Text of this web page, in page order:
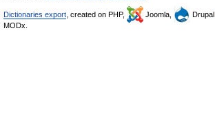
Dictionaries export , created on PHP, Joomla, Drupal,
MODx.